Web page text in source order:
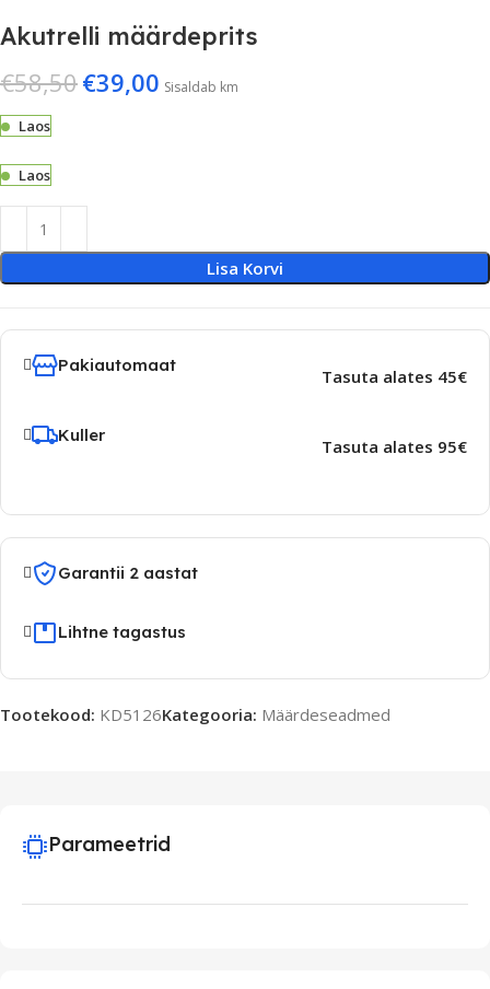
Akutrelli määrdeprits
€58,50€39,00 Sisaldab km
Laos
Laos
Lisa Korvi
Pakiautomaat
Tasuta alates 45€
Kuller
Tasuta alates 95€
Garantii 2 aastat
Lihtne tagastus
Tootekood: KD5126Kategooria: Määrdeseadmed
Parameetrid